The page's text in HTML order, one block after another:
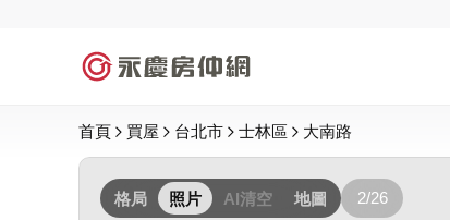
首頁 買屋 台北市 士林區 大南路
格局 照片 AI清空 地圖 2/26